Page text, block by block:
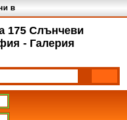
175 Слънчеви
- Галерия
в